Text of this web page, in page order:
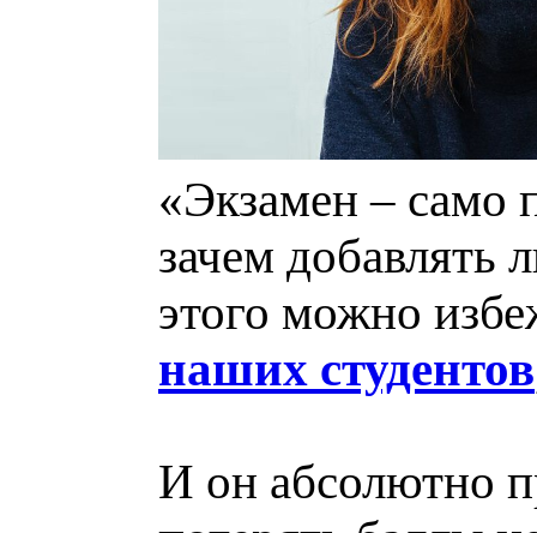
«Экзамен – само
зачем добавлять
этого можно
наших студентов
И он абсолютно